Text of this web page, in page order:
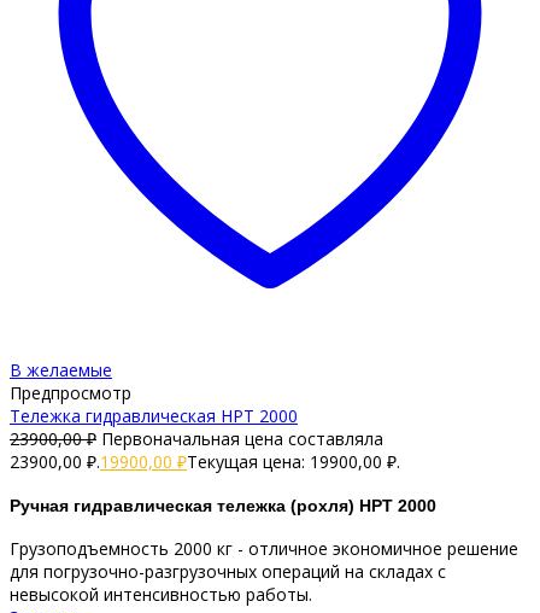
В желаемые
Предпросмотр
Тележка гидравлическая HPT 2000
23900,00₽ Первоначальная цена составляла
23900,00 ₽.19900,00 ₽Текущая цена: 19900,00 ₽.
Ручная гидравлическая тележка (рохля) HPT 2000
Грузоподъемность 2000 кг - отличное экономичное решение
для погрузочно-разгрузочных операций на складах с
невысокой интенсивностью работы.